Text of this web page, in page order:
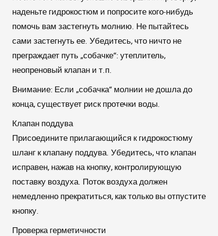
наденьте гидрокостюм и попросите кого-нибудь
помочь вам застегнуть молнию. Не пытайтесь
сами застегнуть ее. Убедитесь, что ничто не
преграждает путь „собачке“: утеплитель,
неопреновый клапан и т.п.
Внимание: Если „собачка“ молнии не дошла до
конца, существует риск протечки воды.
Клапан поддува
Присоедините прилагающийся к гидрокостюму
шланг к клапану поддува. Убедитесь, что клапан
исправен, нажав на кнопку, контролирующую
поставку воздуха. Поток воздуха должен
немедленно прекратиться, как только вы отпустите
кнопку.
Проверка герметичности